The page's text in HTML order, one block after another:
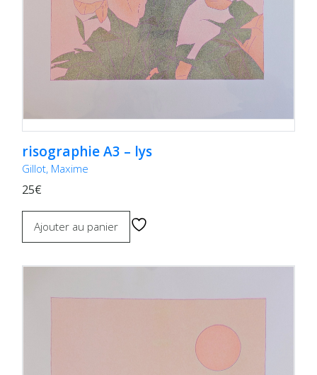
risographie A3 – lys
Gillot, Maxime
25€
Ajouter au panier